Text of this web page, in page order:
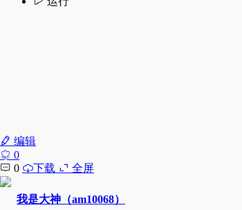
编辑
0
0
下载 全屏
我是大神（am10068）